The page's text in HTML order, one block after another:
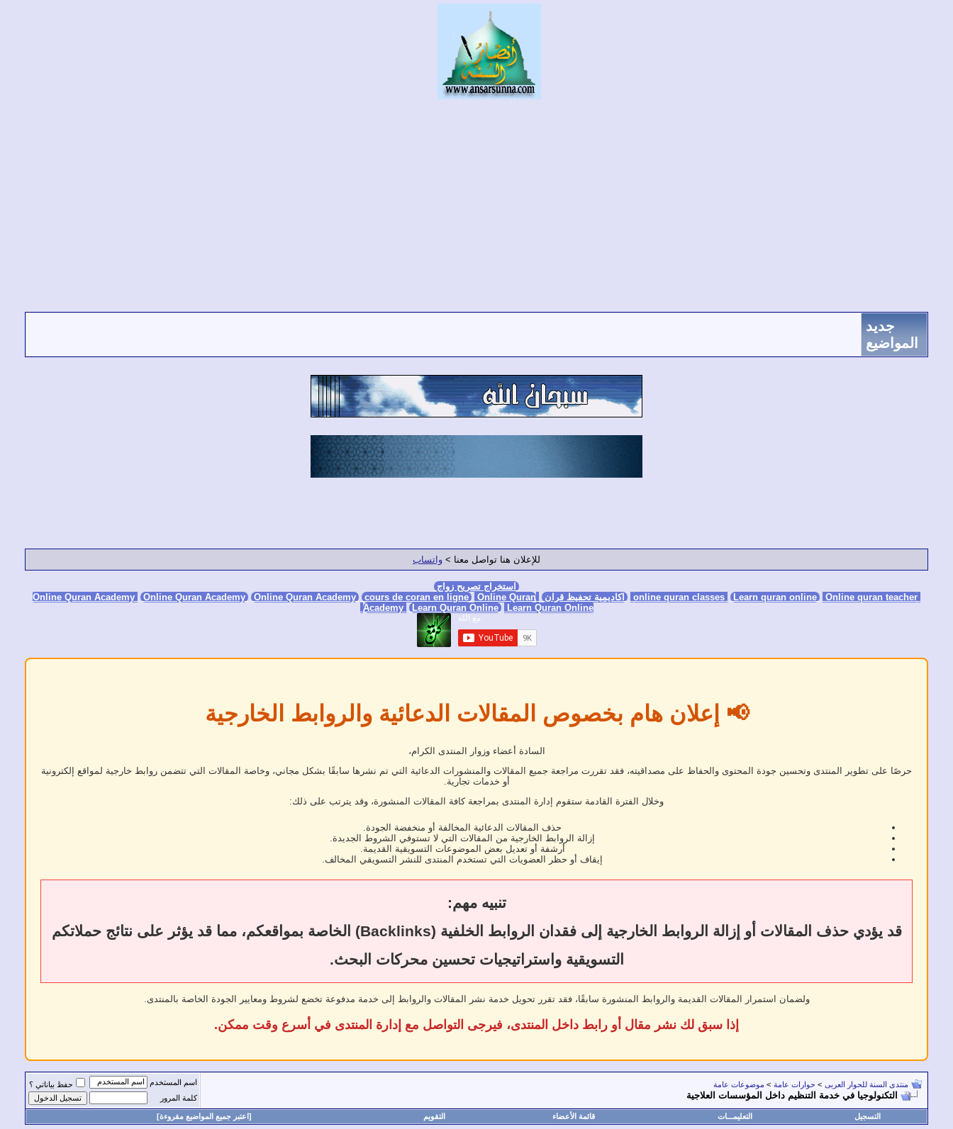
جديد
المواضيع
للإعلان هنا تواصل معنا > واتساب
استخراج تصريح زواج
Learn quran online Online quran teacher اكاديمية تحفيظ قران Online Quran Academy Online Quran Academy cours de coran en ligne Online Quran
Academy Learn Quran Online Learn Quran Online
📢 إعلان هام بخصوص المقالات الدعائية والروابط الخارجية
السادة أعضاء وزوار المنتدى الكرام،
حرصًا على تطوير المنتدى وتحسين جودة المحتوى والحفاظ على مصداقيته، فقد تقررت مراجعة جميع المقالات والمنشورات الدعائية التي تم نشرها سابقًا بشكل مجاني، وخاصة المقالات التي تتضمن روابط خارجية لمواقع إلكترونية
أو خدمات تجارية.
وخلال الفترة القادمة ستقوم إدارة المنتدى بمراجعة كافة المقالات المنشورة، وقد يترتب على ذلك:
حذف المقالات الدعائية المخالفة أو منخفضة الجودة.
إزالة الروابط الخارجية من المقالات التي لا تستوفي الشروط الجديدة.
أرشفة أو تعديل بعض الموضوعات التسويقية القديمة.
إيقاف أو حظر العضويات التي تستخدم المنتدى للنشر التسويقي المخالف.
تنبيه مهم:
قد يؤدي حذف المقالات أو إزالة الروابط الخارجية إلى فقدان الروابط الخلفية (Backlinks) الخاصة بمواقعكم، مما قد يؤثر على نتائج حملاتكم
التسويقية واستراتيجيات تحسين محركات البحث.
ولضمان استمرار المقالات القديمة والروابط المنشورة سابقًا، فقد تقرر تحويل خدمة نشر المقالات والروابط إلى خدمة مدفوعة تخضع لشروط ومعايير الجودة الخاصة بالمنتدى.
إذا سبق لك نشر مقال أو رابط داخل المنتدى، فيرجى التواصل مع إدارة المنتدى في أسرع وقت ممكن.
منتدى السنة للحوار العربى > حوارات عامة > موضوعات عامة
التكنولوجيا في خدمة التنظيم داخل المؤسسات العلاجية
اسم المستخدم
حفظ بياناتي ؟
كلمة المرور
التسجيل التعليمـــات قائمة الأعضاء التقويم [اعتبر جميع المواضيع مقروءة]